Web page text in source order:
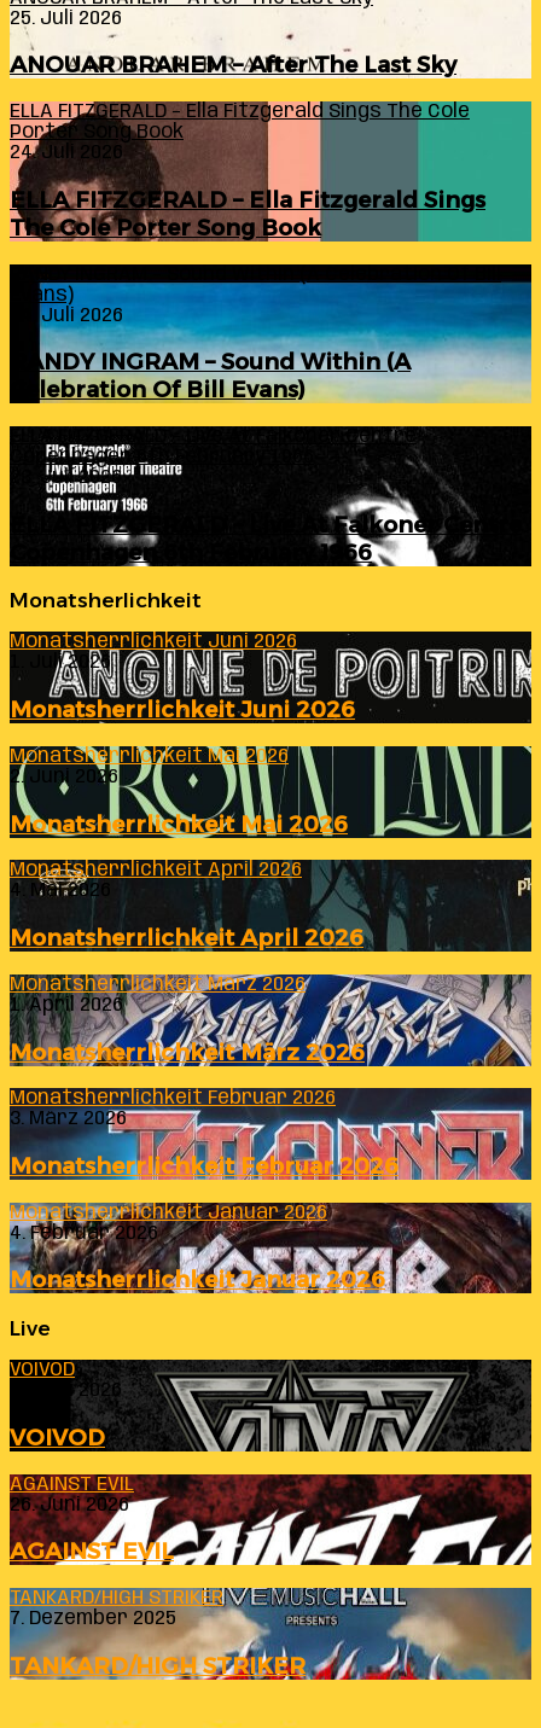
25. Juli 2026
ANOUAR BRAHEM – After The Last Sky
ELLA FITZGERALD – Ella Fitzgerald Sings The Cole
Porter Song Book
24. Juli 2026
ELLA FITZGERALD – Ella Fitzgerald Sings
The Cole Porter Song Book
Evans)
24. Juli 2026
RANDY INGRAM – Sound Within (A
Celebration Of Bill Evans)
ELLA FITZGERALD – Live At Falkoner Centre
Copenhagen 6th February 1966
23. Juli 2026
ELLA FITZGERALD – Live At Falkoner Centre
Copenhagen 6th February 1966
Monatsherlichkeit
Monatsherrlichkeit Juni 2026
1. Juli 2026
Monatsherrlichkeit Juni 2026
Monatsherrlichkeit Mai 2026
2. Juni 2026
Monatsherrlichkeit Mai 2026
Monatsherrlichkeit April 2026
4. Mai 2026
Monatsherrlichkeit April 2026
Monatsherrlichkeit März 2026
1. April 2026
Monatsherrlichkeit März 2026
Monatsherrlichkeit Februar 2026
3. März 2026
Monatsherrlichkeit Februar 2026
Monatsherrlichkeit Januar 2026
4. Februar 2026
Monatsherrlichkeit Januar 2026
Live
VOIVOD
23. Juli 2026
VOIVOD
AGAINST EVIL
26. Juni 2026
AGAINST EVIL
TANKARD/HIGH STRIKER
7. Dezember 2025
TANKARD/HIGH STRIKER